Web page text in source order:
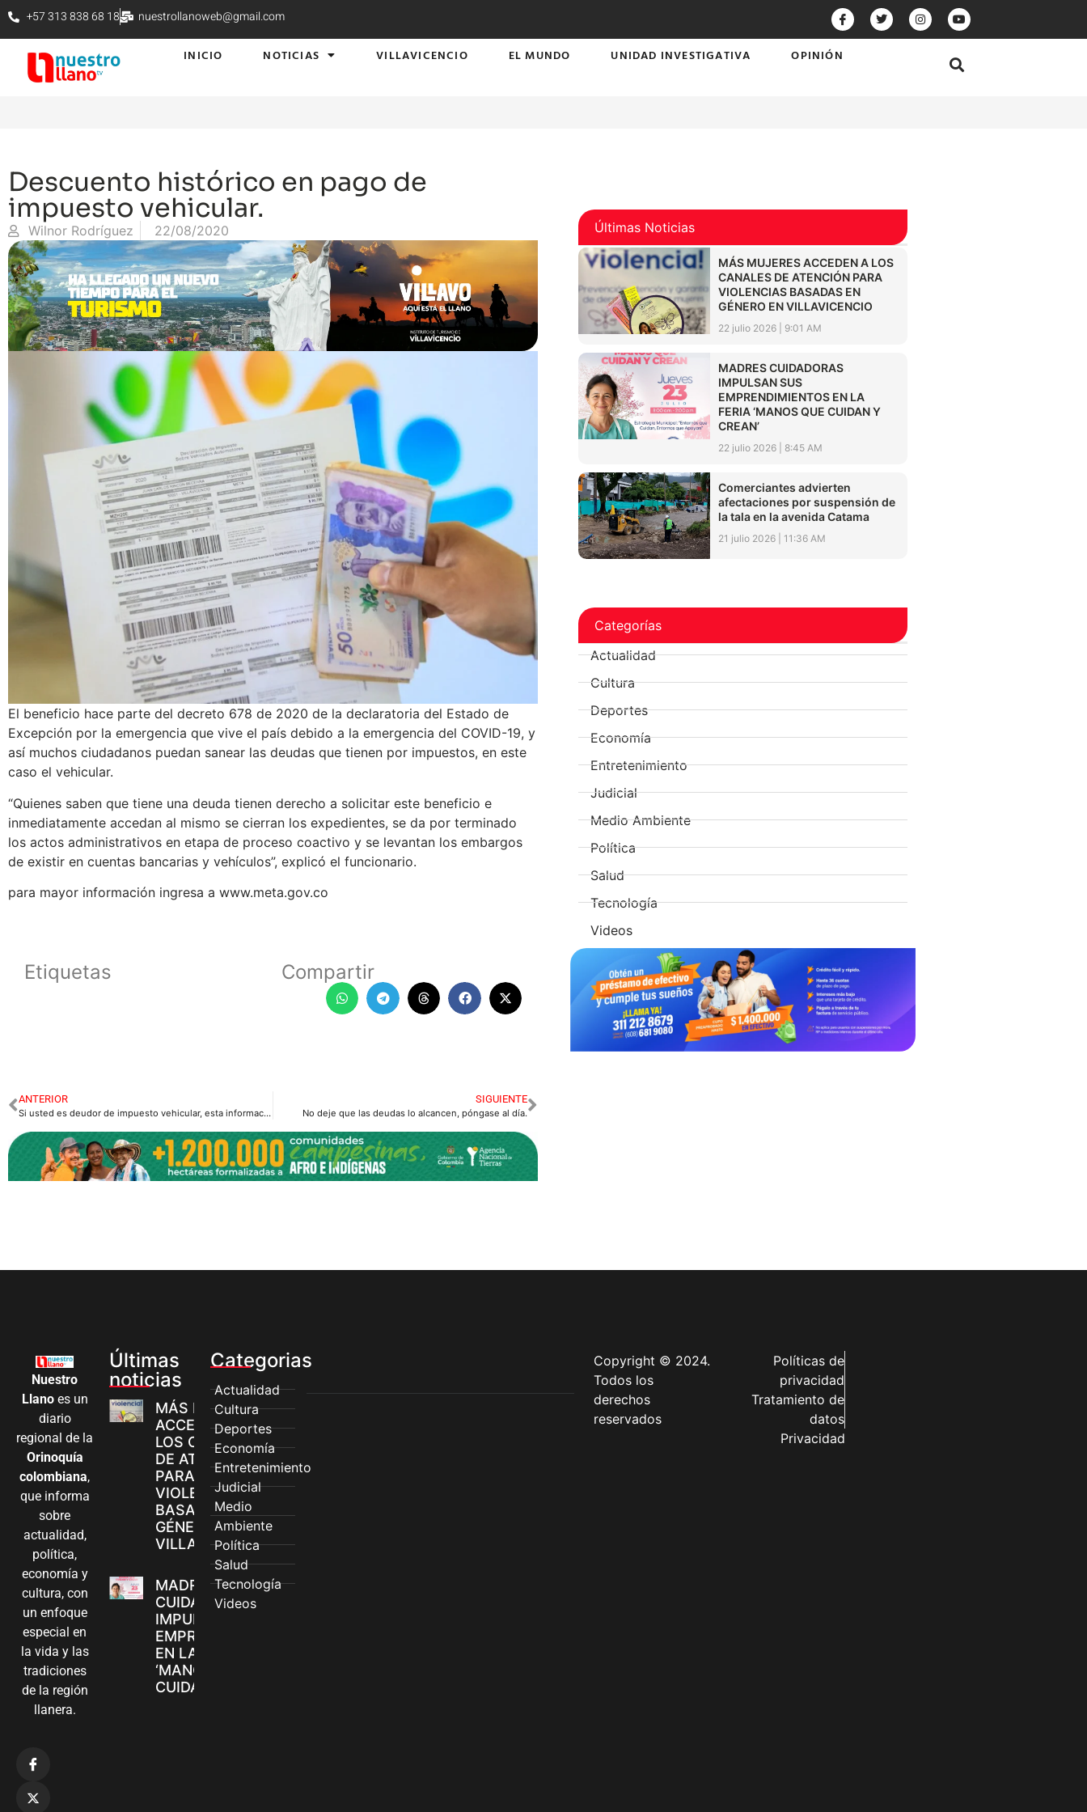
+57 313 838 68 18 nuestrollanoweb@gmail.com
INICIO NOTICIAS VILLAVICENCIO EL MUNDO UNIDAD INVESTIGATIVA OPINIÓN
Descuento histórico en pago de
impuesto vehicular.
Wilnor Rodríguez 22/08/2020
El beneficio hace parte del decreto 678 de 2020 de la declaratoria del Estado de
Excepción por la emergencia que vive el país debido a la emergencia del COVID-19, y
así muchos ciudadanos puedan sanear las deudas que tienen por impuestos, en este
caso el vehicular.
“Quienes saben que tiene una deuda tienen derecho a solicitar este beneficio e
inmediatamente accedan al mismo se cierran los expedientes, se da por terminado
los actos administrativos en etapa de proceso coactivo y se levantan los embargos
de existir en cuentas bancarias y vehículos”, explicó el funcionario.
para mayor información ingresa a www.meta.gov.co
Etiquetas Compartir
ANTERIOR
Si usted es deudor de impuesto vehicular, esta información le interesa.
SIGUIENTE
No deje que las deudas lo alcancen, póngase al día.
Últimas Noticias
MÁS MUJERES ACCEDEN A LOS
CANALES DE ATENCIÓN PARA
VIOLENCIAS BASADAS EN
GÉNERO EN VILLAVICENCIO
22 julio 2026 9:01 AM
MADRES CUIDADORAS
IMPULSAN SUS
EMPRENDIMIENTOS EN LA
FERIA ‘MANOS QUE CUIDAN Y
CREAN’
22 julio 2026 8:45 AM
Comerciantes advierten
afectaciones por suspensión de
la tala en la avenida Catama
21 julio 2026 11:36 AM
Categorías
Actualidad
Cultura
Deportes
Economía
Entretenimiento
Judicial
Medio Ambiente
Política
Salud
Tecnología
Videos
Nuestro
Llanoes un
diario
regional de la
Orinoquía
colombiana,
que informa
sobre
actualidad,
política,
economía y
cultura, con
un enfoque
especial en
la vida y las
tradiciones
de la región
llanera.
Últimas
noticias
MÁS MUJERES
ACCEDEN A
LOS CANALES
DE ATENCIÓN
PARA
VIOLENCIAS
BASADAS EN
GÉNERO EN
VILLAVICENCIO
MADRES
CUIDADORAS
IMPULSAN SUS
EMPRENDIMIENTOS
EN LA FERIA
‘MANOS QUE
CUIDAN Y CREAN’
Categorias
Actualidad
Cultura
Deportes
Economía
Entretenimiento
Judicial
Medio
Ambiente
Política
Salud
Tecnología
Videos
Copyright © 2024.
Todos los
derechos
reservados
Políticas de
privacidad
Tratamiento de
datos
Privacidad